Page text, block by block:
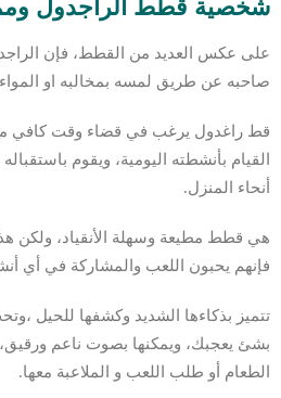
شخصية قطط الراجدول
على عكس العديد من القطط، فإن
صاحبه عن طريق لمسه بمخالبه او المواء
قط راغدول يرغب في قضاء وقت كافي مع
القيام بأنشطته اليومية، ويقوم
أنحاء المنزل.
هي قطط مطيعة وسهلة الأنقياد، ولكن
فإنهم يحبون اللعب والمشاركة في أي
تتميز بذكاءها الشديد وكشفها للحيل
بشئ يعجبك، ويمكنها بصوت ناعم
الطعام أو طلب اللعب و الملاعبة معها.